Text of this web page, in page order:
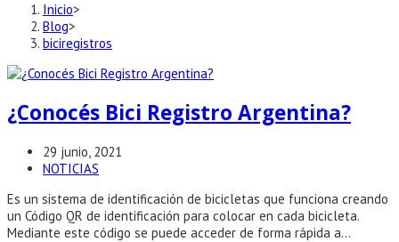
Inicio>
Blog>
biciregistros
¿Conocés Bici Registro Argentina?
Publicación
de
entrada:
29 junio, 2021
Categoría
la
entrada:
NOTICIAS
Es un sistema de identificación de bicicletas que funciona creando
un Código QR de identificación para colocar en cada bicicleta.
Mediante este código se puede acceder de forma rápida a…